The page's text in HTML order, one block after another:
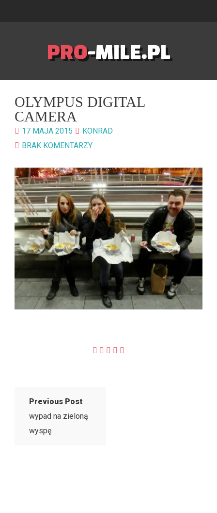
PRO-MILE.PL
OLYMPUS DIGITAL
CAMERA
17 MAJA 2015
KONRAD
BRAK KOMENTARZY
Previous Post
wypad na zieloną
wyspę